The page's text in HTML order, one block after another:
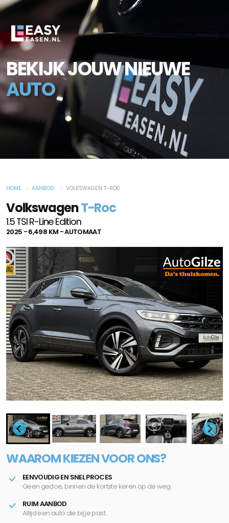
BEKIJK JOUW NIEUWE
AUTO
HOME AANBOD VOLKSWAGEN T-ROC
VolkswagenT-Roc
1.5 TSI R-Line Edition
2025 - 6,498 KM - AUTOMAAT
WAAROM KIEZEN VOOR ONS?
EENVOUDIG EN SNEL PROCES
Geen gedoe, binnen de kortste keren op de weg.
RUIM AANBOD
Altijd een auto die bij je past.